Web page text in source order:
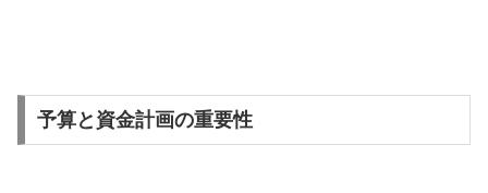
予算と資金計画の重要性